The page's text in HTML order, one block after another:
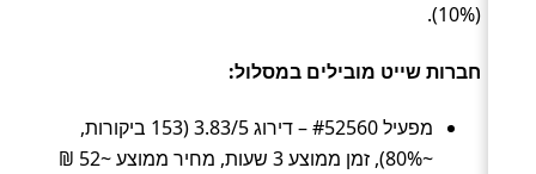
(10%).
חברות שייט מובילים במסלול:
מפעיל #52560 – דירוג 3.83/5 (153 ביקורות,
~80%), זמן ממוצע 3 שעות, מחיר ממוצע ~52 ₪